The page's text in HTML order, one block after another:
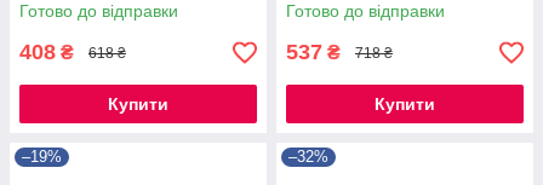
Готово до відправки
408 ₴ 618 ₴
Купити
Готово до відправки
537 ₴ 718 ₴
Купити
–19% –32%